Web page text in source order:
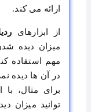
ارائه می ‌کند.
از ابزارهای
میزان دیده
مهم استفاده
در آن ‌ها دیده
برای مثال، با